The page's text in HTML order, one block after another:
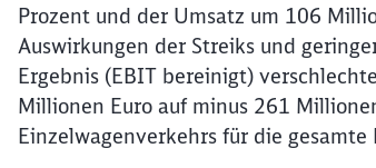
Prozent und der Umsatz um 106
Auswirkungen der Streiks und
Ergebnis (EBIT bereinigt)
Millionen Euro auf minus 261
Einzelwagenverkehrs für die